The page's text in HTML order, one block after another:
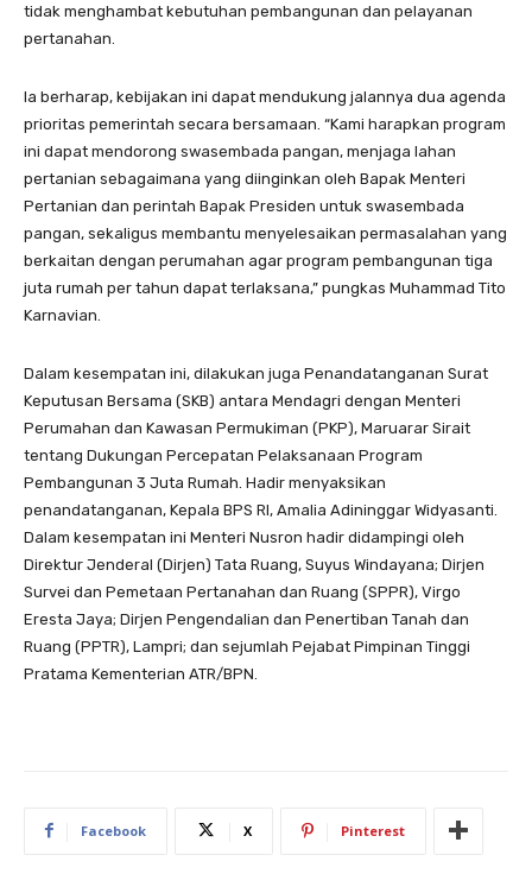
tidak menghambat kebutuhan pembangunan dan pelayanan
pertanahan.
Ia berharap, kebijakan ini dapat mendukung jalannya dua agenda
prioritas pemerintah secara bersamaan. “Kami harapkan program
ini dapat mendorong swasembada pangan, menjaga lahan
pertanian sebagaimana yang diinginkan oleh Bapak Menteri
Pertanian dan perintah Bapak Presiden untuk swasembada
pangan, sekaligus membantu menyelesaikan permasalahan yang
berkaitan dengan perumahan agar program pembangunan tiga
juta rumah per tahun dapat terlaksana,” pungkas Muhammad Tito
Karnavian.
Dalam kesempatan ini, dilakukan juga Penandatanganan Surat
Keputusan Bersama (SKB) antara Mendagri dengan Menteri
Perumahan dan Kawasan Permukiman (PKP), Maruarar Sirait
tentang Dukungan Percepatan Pelaksanaan Program
Pembangunan 3 Juta Rumah. Hadir menyaksikan
penandatanganan, Kepala BPS RI, Amalia Adininggar Widyasanti.
Dalam kesempatan ini Menteri Nusron hadir didampingi oleh
Direktur Jenderal (Dirjen) Tata Ruang, Suyus Windayana; Dirjen
Survei dan Pemetaan Pertanahan dan Ruang (SPPR), Virgo
Eresta Jaya; Dirjen Pengendalian dan Penertiban Tanah dan
Ruang (PPTR), Lampri; dan sejumlah Pejabat Pimpinan Tinggi
Pratama Kementerian ATR/BPN.
Facebook X Pinterest